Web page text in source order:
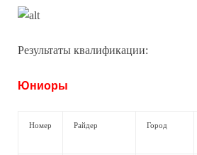
Результаты квалификации:
Юниоры
Номер Райдер Город